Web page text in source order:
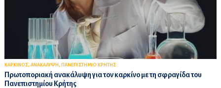
ΚΑΡΚΙΝΟΣ, ΑΝΑΚΑΛΥΨΗ , ΠΑΝΕΠΙΣΤΗΜΙΟ ΚΡΗΤΗΣ
Πρωτοποριακή ανακάλυψη για τον καρκίνο με τη σφραγίδα του
Πανεπιστημίου Κρήτης